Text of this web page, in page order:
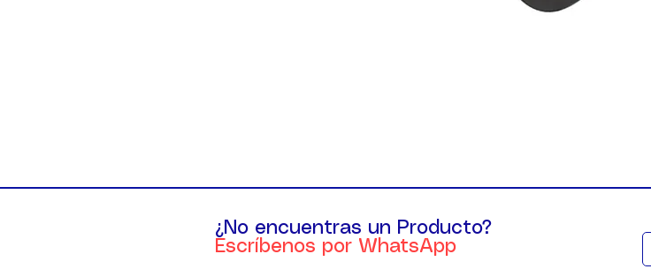
¿No encuentras un Producto?
Escríbenos por WhatsApp